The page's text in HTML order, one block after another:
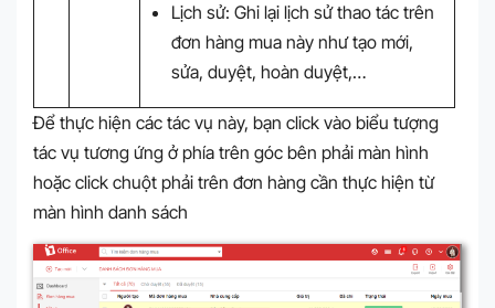
Lịch sử: Ghi lại lịch sử thao tác trên
đơn hàng mua này như tạo mới,
sửa, duyệt, hoàn duyệt,…
Để thực hiện các tác vụ này, bạn click vào biểu tượng
tác vụ tương ứng ở phía trên góc bên phải màn hình
hoặc click chuột phải trên đơn hàng cần thực hiện từ
màn hình danh sách